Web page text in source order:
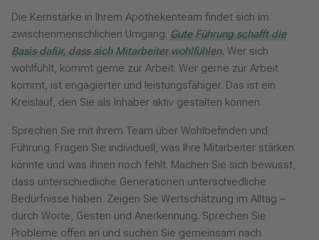
Die Kernstärke in Ihrem Apothekenteam findet sich im
zwischenmenschlichen Umgang. Gute Führung schafft die
Basis dafür, dass sich Mitarbeiter wohlfühlen. Wer sich
wohlfühlt, kommt gerne zur Arbeit. Wer gerne zur Arbeit
kommt, ist engagierter und leistungsfähiger. Das ist ein
Kreislauf, den Sie als Inhaber aktiv gestalten können.
Sprechen Sie mit ihrem Team über Wohlbefinden und
Führung. Fragen Sie individuell, was Ihre Mitarbeiter stärken
könnte und was ihnen noch fehlt. Machen Sie sich bewusst,
dass unterschiedliche Generationen unterschiedliche
Bedürfnisse haben. Zeigen Sie Wertschätzung im Alltag –
durch Worte, Gesten und Anerkennung. Sprechen Sie
Probleme offen an und suchen Sie gemeinsam nach